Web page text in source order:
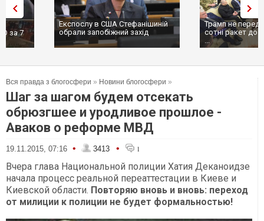
Експослу в США Стефанішиній
обрали запобіжний захід
Трамп не передасть Україні
сотні ракет до Patriot, бо у
Вся правда з блогосфери » Новини блогосфери »
Шаг за шагом будем отсекать
обрюзгшее и уродливое прошлое -
Аваков о реформе МВД
19.11.2015, 07:16 • 3413 • 1
Вчера глава Национальной полиции Хатия Деканоидзе
начала процесс реальной переаттестации в Киеве и
Киевской области. Повторяю вновь и вновь: переход
от милиции к полиции не будет формальностью!